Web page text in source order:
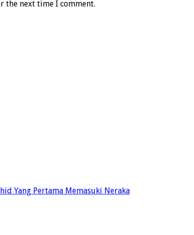
the next time I comment.
Yang Pertama Memasuki Neraka